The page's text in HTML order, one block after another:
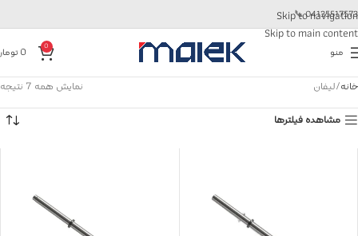
Skip to navigation
Skip to main content
04135517573
📞
منو 0
0
خانه لیفان
نمایش همه 7 نتیجه
مشاهده فیلترها